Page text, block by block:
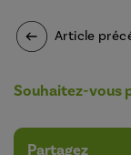
Article
Souhaitez-vous
Partagez